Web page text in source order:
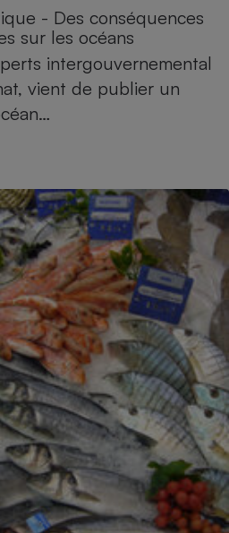
- Des conséquences
sur les océans
intergouvernemental
vient de publier un